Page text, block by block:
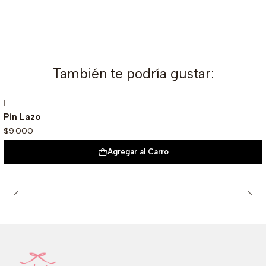
También te podría gustar:
|
Pin Lazo
$9.000
Agregar al Carro